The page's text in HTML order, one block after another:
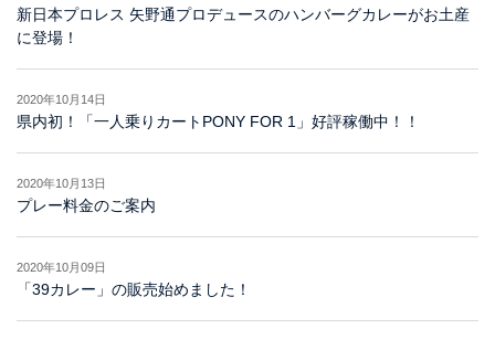
新日本プロレス 矢野通プロデュースのハンバーグカレーがお土産
に登場！
2020年10月14日
県内初！「一人乗りカートPONY FOR 1」好評稼働中！！
2020年10月13日
プレー料金のご案内
2020年10月09日
「39カレー」の販売始めました！